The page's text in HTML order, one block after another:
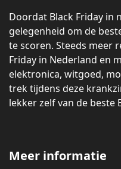
Doordat Black Friday in
gelegenheid om de
te scoren. Steeds meer
Friday in Nederland en
elektronica, witgoed,
trek tijdens deze
lekker zelf van de beste
Meer informatie